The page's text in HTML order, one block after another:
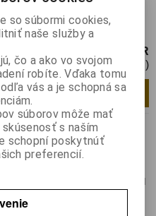
kovový Tesla 200Volt
0,69 EUR
0,57 EUR (Cena bez DPH)
Pridať do košíka
200
číslo: 010146 Výrobca:
so súbormi cookies,
naše služby a
čo a ako vo svojom
robíte. Vďaka tomu
vás a je schopná sa
súborov môže mať
s naším
schopní poskytnúť
preferencií.